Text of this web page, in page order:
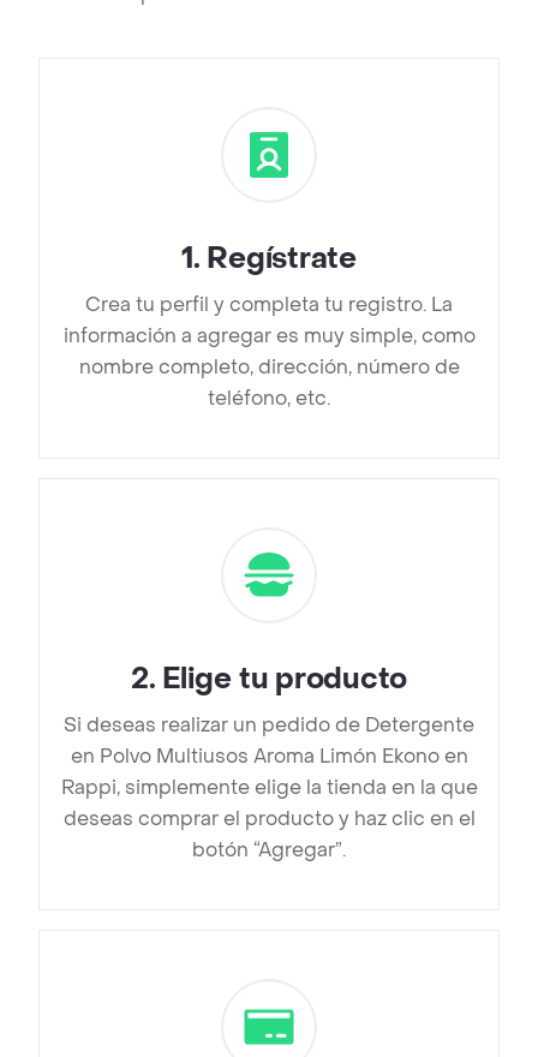
1. Regístrate
Crea tu perfil y completa tu registro. La
información a agregar es muy simple, como
nombre completo, dirección, número de
teléfono, etc.
2. Elige tu producto
Si deseas realizar un pedido de Detergente
en Polvo Multiusos Aroma Limón Ekono en
Rappi, simplemente elige la tienda en la que
deseas comprar el producto y haz clic en el
botón “Agregar”.